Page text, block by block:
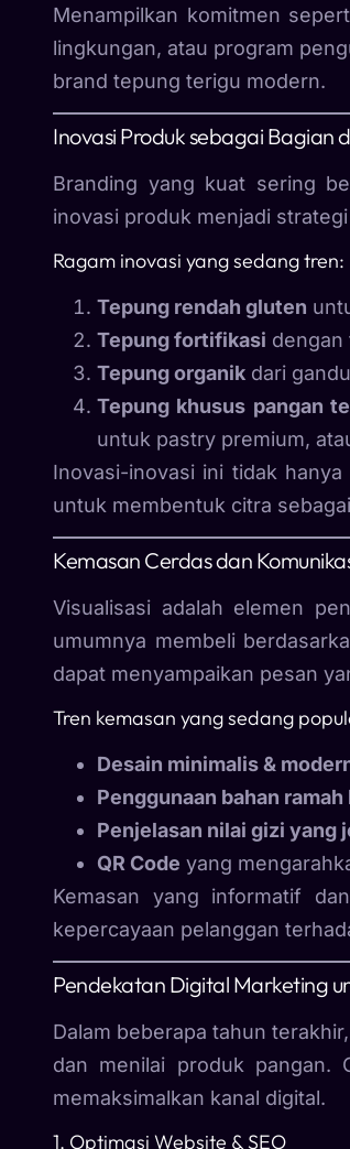
Menampilkan komitmen
lingkungan, atau program
brand tepung terigu modern.
Inovasi Produk sebagai Bagian
Branding yang kuat sering
inovasi produk menjadi
Ragam inovasi yang sedang tren:
Tepung rendah gluten
Tepung fortifikasi dengan
Tepung organik dari
Tepung khusus pangan
untuk pastry premium,
Inovasi-inovasi ini tidak
untuk membentuk citra sebagai
Kemasan Cerdas dan
Visualisasi adalah elemen
umumnya membeli
dapat menyampaikan pesan
Tren kemasan yang sedang
Desain minimalis &
Penggunaan bahan
Penjelasan nilai gizi yang
QR Code yang
Kemasan yang informatif
kepercayaan pelanggan
Pendekatan Digital Marketing
Dalam beberapa tahun
dan menilai produk pangan.
memaksimalkan kanal digital.
1. Optimasi Website & SEO